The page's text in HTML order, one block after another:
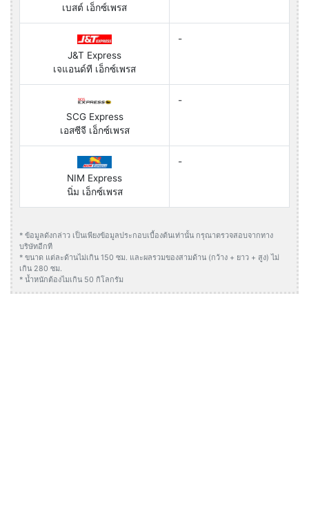
เบสต์ เอ็กซ์เพรส
J&T Express
เจแอนด์ที เอ็กซ์เพรส
-
SCG Express
เอสซีจี เอ็กซ์เพรส
-
NIM Express
นิ่ม เอ็กซ์เพรส
-
* ข้อมูลดังกล่าว เป็นเพียงข้อมูลประกอบเบื้องต้นเท่านั้น กรุณาตรวจสอบจากทาง
บริษัทอีกที
* ขนาด แต่ละด้านไม่เกิน 150 ซม. และผลรวมของสามด้าน (กว้าง + ยาว + สูง) ไม่
เกิน 280 ซม.
* น้ำหนักต้องไมเกิน 50 กิโลกรัม